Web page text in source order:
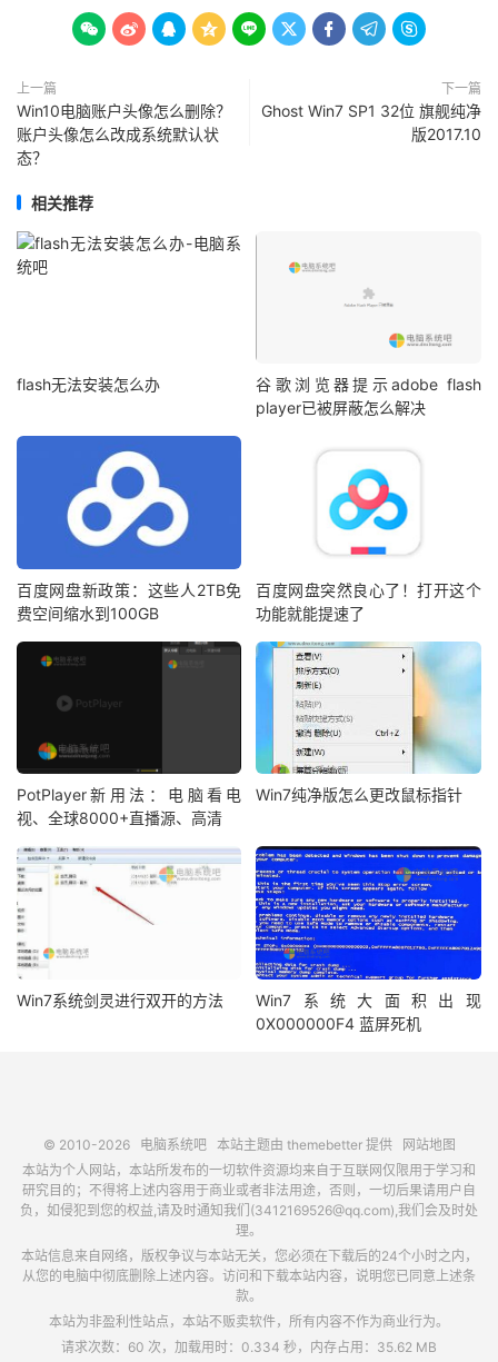
        
上一篇
Win10电脑账户头像怎么删除？
账户头像怎么改成系统默认状
态？
下一篇
Ghost Win7 SP1 32位 旗舰纯净
版2017.10
相关推荐
flash无法安装怎么办
谷歌浏览器提示adobe flash
player已被屏蔽怎么解决
百度网盘新政策：这些人2TB免
费空间缩水到100GB
百度网盘突然良心了！打开这个
功能就能提速了
PotPlayer新用法：电脑看电
视、全球8000+直播源、高清
Win7纯净版怎么更改鼠标指针
Win7系统剑灵进行双开的方法
Win7系统大面积出现
0X000000F4 蓝屏死机
© 2010-2026 电脑系统吧本站主题由 themebetter提供 网站地图
本站为个人网站，本站所发布的一切软件资源均来自于互联网仅限用于学习和
研究目的；不得将上述内容用于商业或者非法用途，否则，一切后果请用户自
负，如侵犯到您的权益,请及时通知我们(3412169526@qq.com),我们会及时处
理。
本站信息来自网络，版权争议与本站无关，您必须在下载后的24个小时之内，
从您的电脑中彻底删除上述内容。访问和下载本站内容，说明您已同意上述条
款。
本站为非盈利性站点，本站不贩卖软件，所有内容不作为商业行为。
请求次数：60 次，加载用时：0.334 秒，内存占用：35.62 MB